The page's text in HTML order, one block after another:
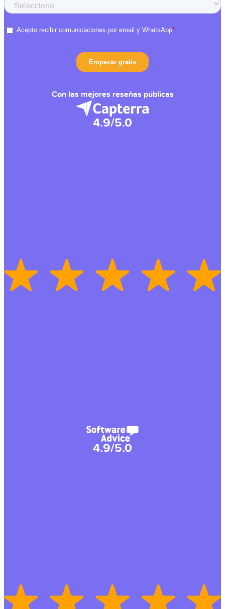
Con las mejores reseñas públicas
4.9/5.0
4.9/5.0